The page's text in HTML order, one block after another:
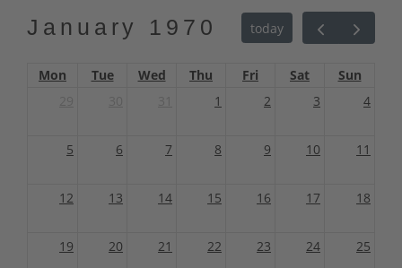
January 1970 today
Mon Tue Wed Thu Fri Sat
Sun
1 2 3 4
5 6 7 8 9 10 11
12 13 14 15 16 17 18
19 20 21 22 23 24 25